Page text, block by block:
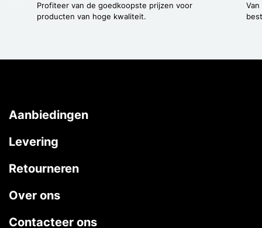
Profiteer van de goedkoopste prijzen voor
producten van hoge kwaliteit.
Aanbiedingen
Levering
Retourneren
Over ons
Contacteer ons